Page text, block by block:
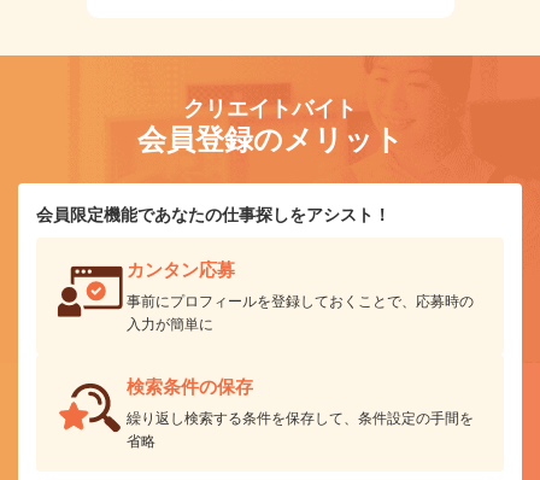
クリエイトバイト
会員登録のメリット
会員限定機能であなたの仕事探しをアシスト！
カンタン応募
事前にプロフィールを登録しておくことで、応募時の
入力が簡単に
検索条件の保存
繰り返し検索する条件を保存して、条件設定の手間を
省略